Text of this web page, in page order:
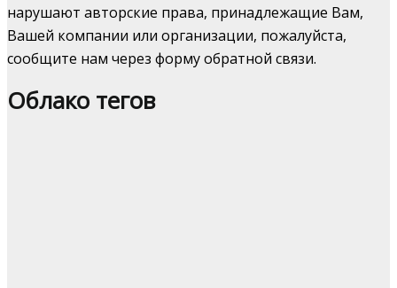
нарушают авторские права, принадлежащие Вам,
Вашей компании или организации, пожалуйста,
сообщите нам через форму обратной связи.
Облако тегов